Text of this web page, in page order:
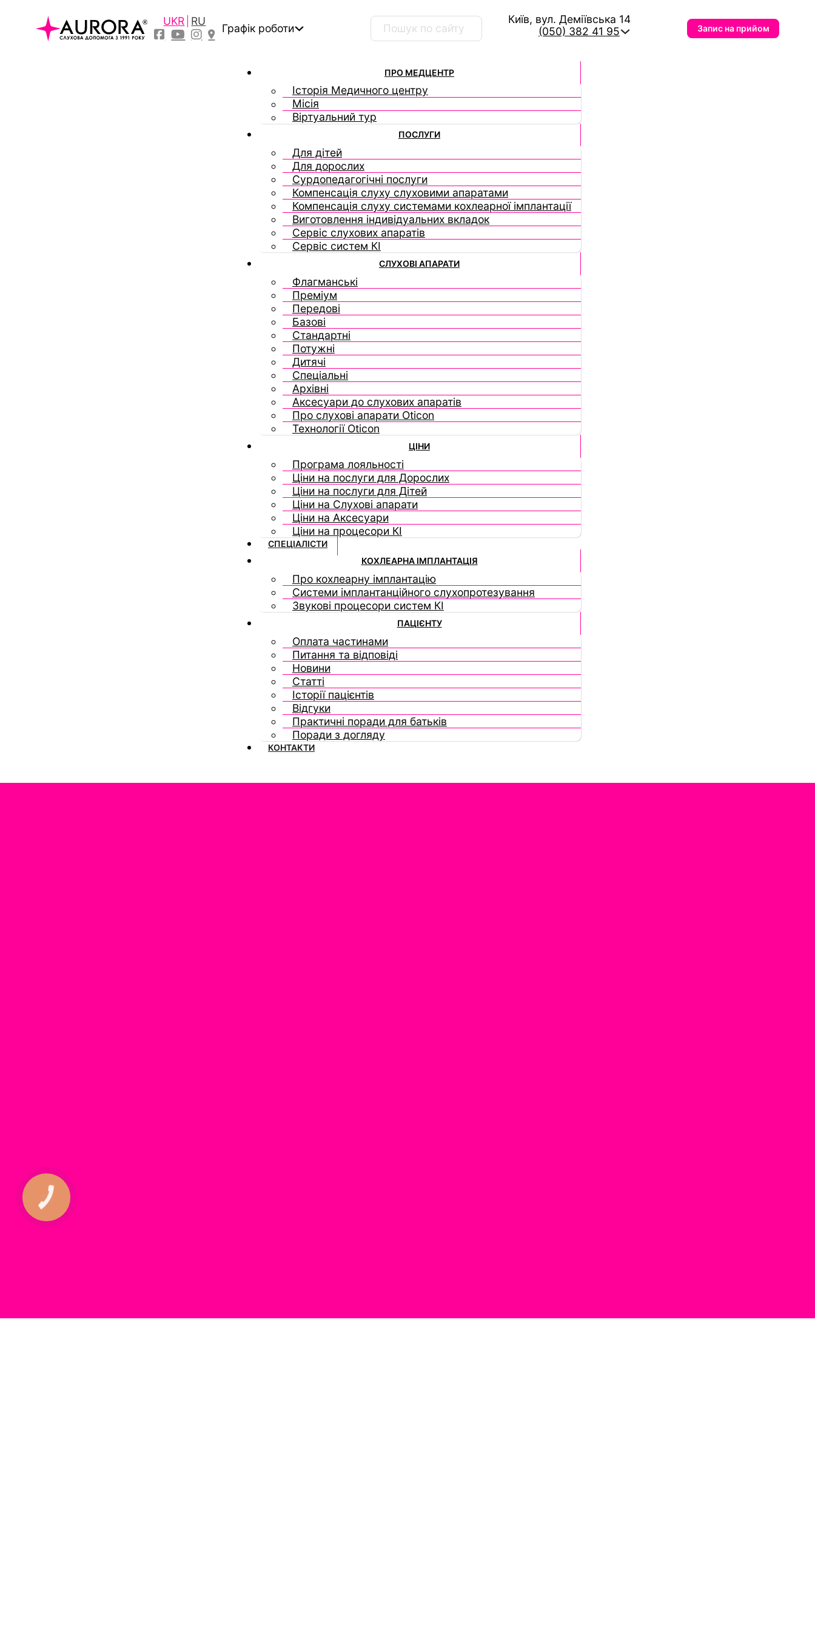
UKR RU
Графік роботи
Пошук …
Київ, вул. Деміївська 14
(050) 382 41 95
Запис на прийом
ПРО МЕДЦЕНТР
Історія Медичного центру
Місія
Віртуальний тур
ПОСЛУГИ
Для дітей
Для дорослих
Сурдопедагогічні послуги
Компенсація слуху слуховими апаратами
Компенсація слуху системами кохлеарної імплантації
Виготовлення індивідуальних вкладок
Сервіс слухових апаратів
Сервіс систем КІ
СЛУХОВІ АПАРАТИ
Флагманські
Преміум
Передові
Базові
Стандартні
Потужні
Дитячі
Спеціальні
Архівні
Аксесуари до слухових апаратів
Про слухові апарати Oticon
Технології Oticon
ЦІНИ
Програма лояльності
Ціни на послуги для Дорослих
Ціни на послуги для Дітей
Ціни на Слухові апарати
Ціни на Аксесуари
Ціни на процесори КІ
СПЕЦІАЛІСТИ
КОХЛЕАРНА ІМПЛАНТАЦІЯ
Про кохлеарну імплантацію
Системи імплантанційного слухопротезування
Звукові процесори систем КІ
ПАЦІЄНТУ
Оплата частинами
Питання та відповіді
Новини
Статті
Історії пацієнтів
Відгуки
Практичні поради для батьків
Поради з догляду
КОНТАКТИ
КНОПКА
ЗВ'ЯЗКУ